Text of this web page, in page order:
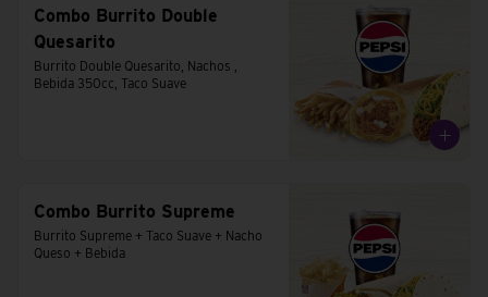
Combo Burrito Double
Quesarito
Burrito Double Quesarito, Nachos ,
Bebida 350cc, Taco Suave
Combo Burrito Supreme
Burrito Supreme + Taco Suave + Nacho
Queso + Bebida